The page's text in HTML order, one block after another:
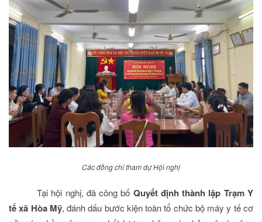
Các đồng chí tham dự Hội nghị
Tại hội nghị, đã công bố Quyết định thành lập Trạm Y
tế xã Hòa Mỹ, đánh dấu bước kiện toàn tổ chức bộ máy y tế cơ